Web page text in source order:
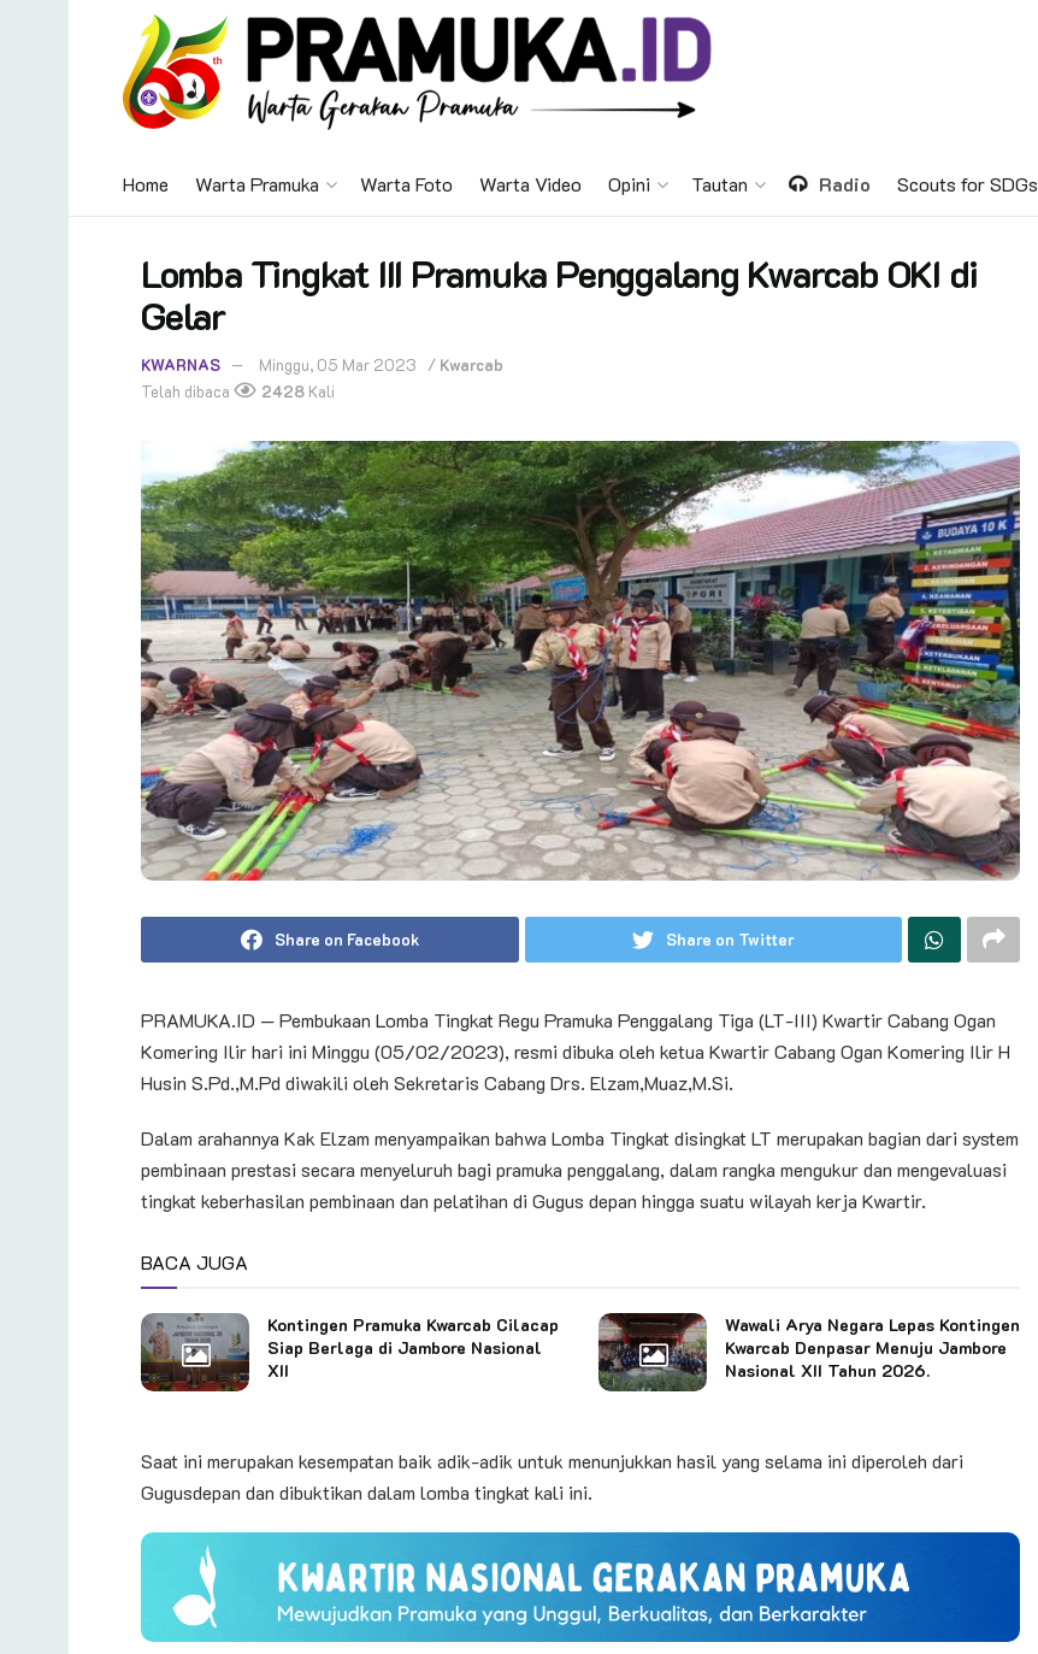
Home Warta Pramuka Warta Foto Warta Video Opini Tautan Radio Scouts for SDGs
Lomba Tingkat III Pramuka Penggalang Kwarcab OKI di
Gelar
KWARNAS Minggu, 05 Mar 2023 / Kwarcab
Telah dibaca
2428 Kali
Share on Facebook Share on Twitter
PRAMUKA.ID — Pembukaan Lomba Tingkat Regu Pramuka Penggalang Tiga (LT-III) Kwartir Cabang Ogan
Komering Ilir hari ini Minggu (05/02/2023), resmi dibuka oleh ketua Kwartir Cabang Ogan Komering Ilir H
Husin S.Pd.,M.Pd diwakili oleh Sekretaris Cabang Drs. Elzam,Muaz,M.Si.
Dalam arahannya Kak Elzam menyampaikan bahwa Lomba Tingkat disingkat LT merupakan bagian dari system
pembinaan prestasi secara menyeluruh bagi pramuka penggalang, dalam rangka mengukur dan mengevaluasi
tingkat keberhasilan pembinaan dan pelatihan di Gugus depan hingga suatu wilayah kerja Kwartir.
BACA JUGA
Kontingen Pramuka Kwarcab Cilacap
Siap Berlaga di Jambore Nasional
XII
Wawali Arya Negara Lepas Kontingen
Kwarcab Denpasar Menuju Jambore
Nasional XII Tahun 2026.
Saat ini merupakan kesempatan baik adik-adik untuk menunjukkan hasil yang selama ini diperoleh dari
Gugusdepan dan dibuktikan dalam lomba tingkat kali ini.